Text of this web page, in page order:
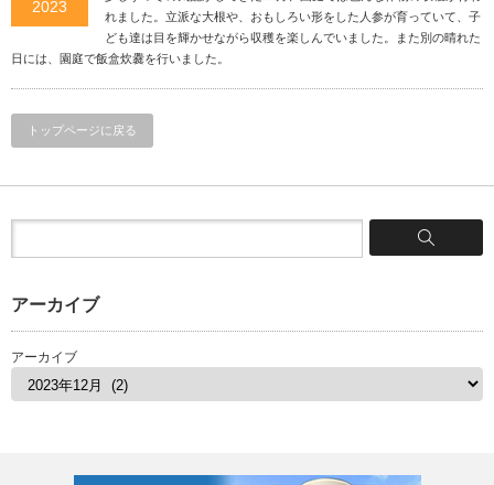
2023
れました。立派な大根や、おもしろい形をした人参が育っていて、子
ども達は目を輝かせながら収穫を楽しんでいました。また別の晴れた
日には、園庭で飯盒炊爨を行いました。
トップページに戻る
アーカイブ
アーカイブ